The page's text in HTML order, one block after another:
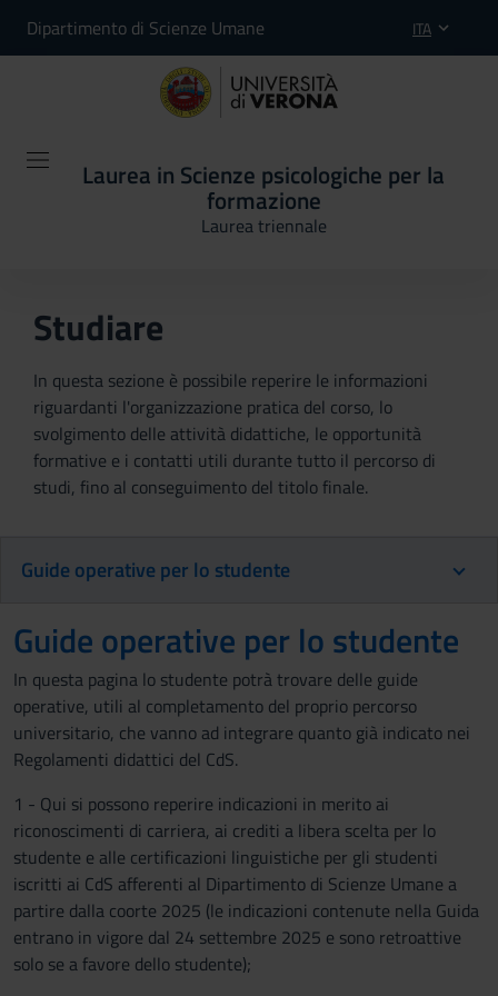
Dipartimento di Scienze Umane ITA
Laurea in Scienze psicologiche per la
formazione
Laurea triennale
Studiare
In questa sezione è possibile reperire le informazioni
riguardanti l'organizzazione pratica del corso, lo
svolgimento delle attività didattiche, le opportunità
formative e i contatti utili durante tutto il percorso di
studi, fino al conseguimento del titolo finale.
Guide operative per lo studente
Guide operative per lo studente
In questa pagina lo studente potrà trovare delle guide
operative, utili al completamento del proprio percorso
universitario, che vanno ad integrare quanto già indicato nei
Regolamenti didattici del CdS.
1 - Qui si possono reperire indicazioni in merito ai
riconoscimenti di carriera, ai crediti a libera scelta per lo
studente e alle certificazioni linguistiche per gli studenti
iscritti ai CdS afferenti al Dipartimento di Scienze Umane a
partire dalla coorte 2025 (le indicazioni contenute nella Guida
entrano in vigore dal 24 settembre 2025 e sono retroattive
solo se a favore dello studente);